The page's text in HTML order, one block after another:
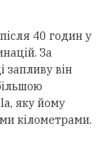
40 годин у
За
запливу він
яку йому
кілометрами.